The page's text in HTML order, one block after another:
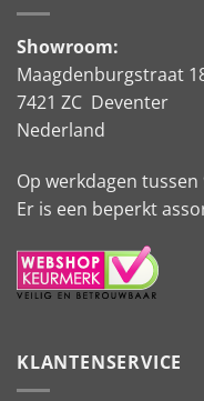
Showroom:
Maagdenburgstraat
7421 ZC Deventer
Nederland
Op werkdagen tussen
Er is een beperkt
KLANTENSERVICE